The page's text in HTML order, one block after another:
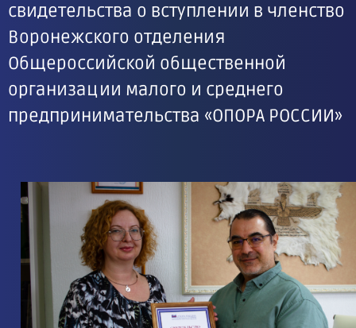
свидетельства о вступлении в членство
Воронежского отделения
Общероссийской общественной
организации малого и среднего
предпринимательства «ОПОРА РОССИИ»